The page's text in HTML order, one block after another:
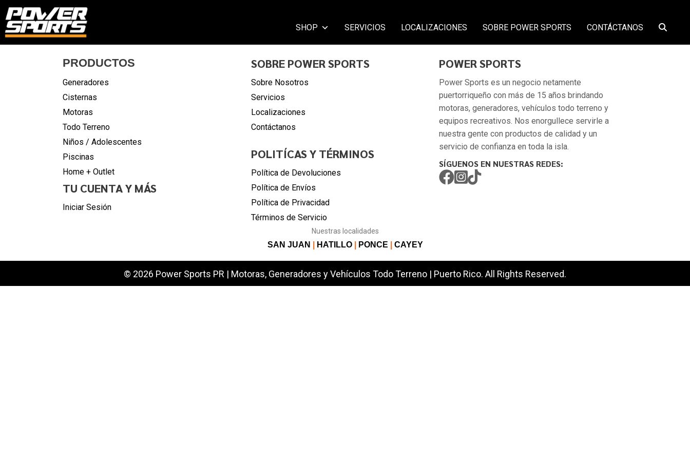
SHOP SERVICIOS LOCALIZACIONES SOBRE POWER SPORTS CONTÁCTANOS
PRODUCTOS
Generadores
Cisternas
Motoras
Todo Terreno
Niños / Adolescentes
Piscinas
Home + Outlet
TU CUENTA Y MÁS
Iniciar Sesión
SOBRE POWER SPORTS
Sobre Nosotros
Servicios
Localizaciones
Contáctanos
POLITÍCAS Y TÉRMINOS
Política de Devoluciones
Política de Envíos
Política de Privacidad
Términos de Servicio
POWER SPORTS
Power Sports es un negocio netamente
puertorriqueño con más de 15 años brindando
motoras, generadores, vehículos todo terreno y
equipos recreativos. Nos enorgullece servirle a
nuestra gente con productos de calidad y un
servicio de confianza en toda la isla.
SÍGUENOS EN NUESTRAS REDES:
Nuestras localidades
SAN JUAN HATILLO PONCE CAYEY
© 2026 Power Sports PR | Motoras, Generadores y Vehículos Todo Terreno | Puerto Rico. All Rights Reserved.